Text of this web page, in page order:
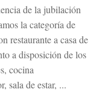
de la jubilación
la categoría de
restaurante a casa de
a disposición de los
cocina
sala de estar, ...